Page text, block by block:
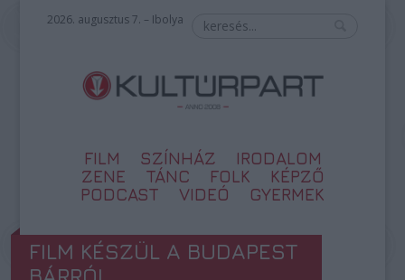
2026. augusztus 7. – Ibolya
FILM SZÍNHÁZ
IRODALOM
ZENE
TÁNC FOLK
KÉPZŐ
PODCAST
VIDEÓ GYERMEK
FILM KÉSZÜL A BUDAPEST